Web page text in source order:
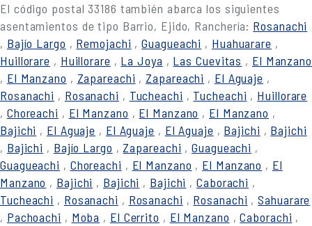
El código postal 33186 también abarca los siguientes
asentamientos de tipo Barrio, Ejido, Ranchería: Rosanachi
, Bajío Largo , Remojachi ,Guagueachi , Huahuarare ,
Huillorare , Huillorare , La Joya , Las Cuevitas , El Manzano
, El Manzano , Zapareachi , Zapareachi , El Aguaje ,
Rosanachi , Rosanachi , Tucheachi , Tucheachi , Huillorare
, Choreachi , El Manzano , El Manzano , El Manzano ,
Bajichi , El Aguaje , El Aguaje , El Aguaje , Bajichi , Bajichi
, Bajichi , Bajío Largo , Zapareachi ,Guagueachi ,
Guagueachi , Choreachi , El Manzano , El Manzano , El
Manzano , Bajichi , Bajichi , Bajichi ,Caborachi ,
Tucheachi , Rosanachi , Rosanachi , Rosanachi ,Sahuarare
, Pachoachi , Moba , El Cerrito , El Manzano ,Caborachi ,